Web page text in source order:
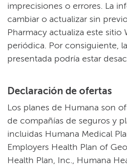
imprecisiones o errores. La
cambiar o actualizar sin
Pharmacy actualiza este sitio
periódica. Por consiguiente,
presentada podría estar
Declaración de ofertas​​
Los planes de Humana son
de compañías de seguros y
incluidas Humana Medical
Employers Health Plan of
Health Plan, Inc., Humana